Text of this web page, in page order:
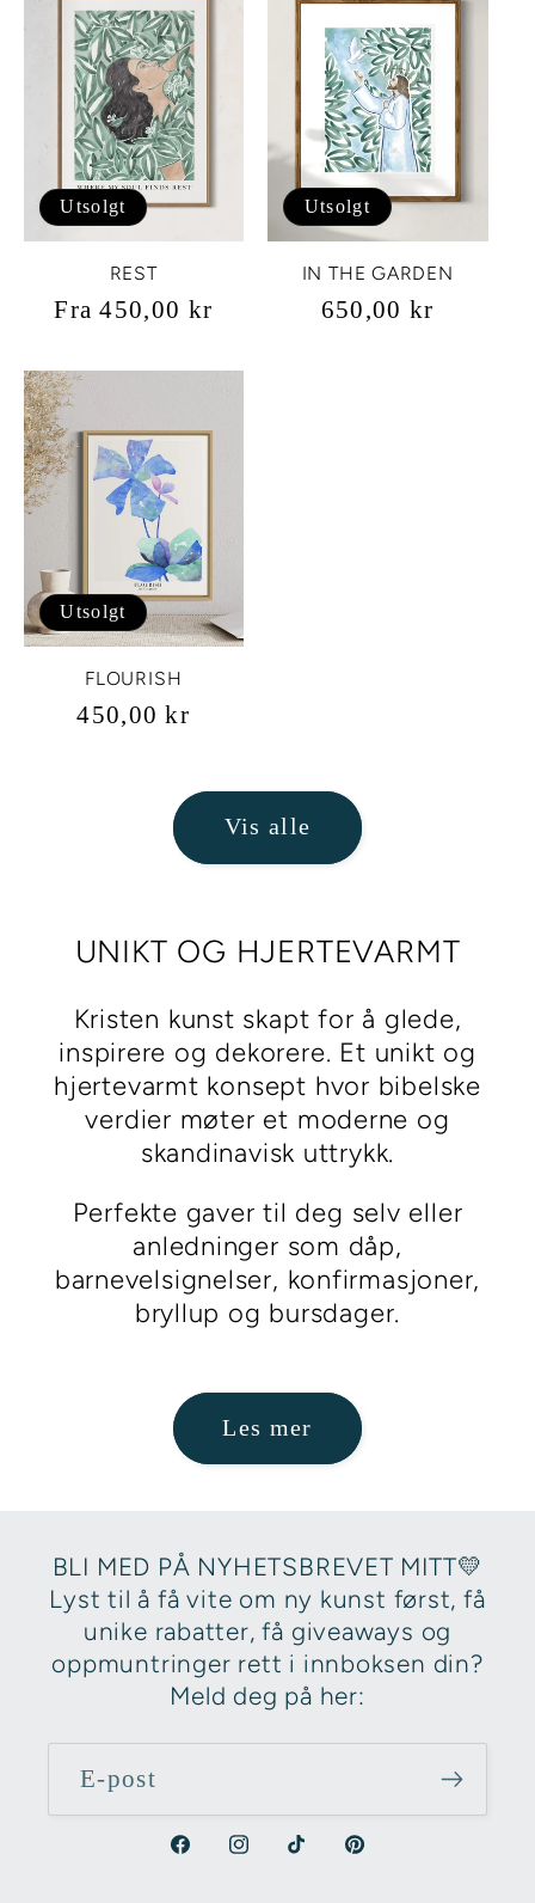
Utsolgt
REST
Vanlig
Fra 450,00 kr
Utsolgt
IN THE GARDEN
Vanlig
650,00 kr
Utsolgt
FLOURISH
Vanlig
450,00 kr
Vis alle
UNIKT OG HJERTEVARMT
Kristen kunst skapt for å glede,
inspirere og dekorere. Et unikt og
hjertevarmt konsept hvor bibelske
verdier møter et moderne og
skandinavisk uttrykk.
Perfekte gaver til deg selv eller
anledninger som dåp,
barnevelsignelser, konfirmasjoner,
bryllup og bursdager.
Les mer
BLI MED PÅ NYHETSBREVET MITT💛
Lyst til å få vite om ny kunst først, få
unike rabatter, få giveaways og
oppmuntringer rett i innboksen din?
Meld deg på her:
E-post
FacebookInstagramTikTokPinterest